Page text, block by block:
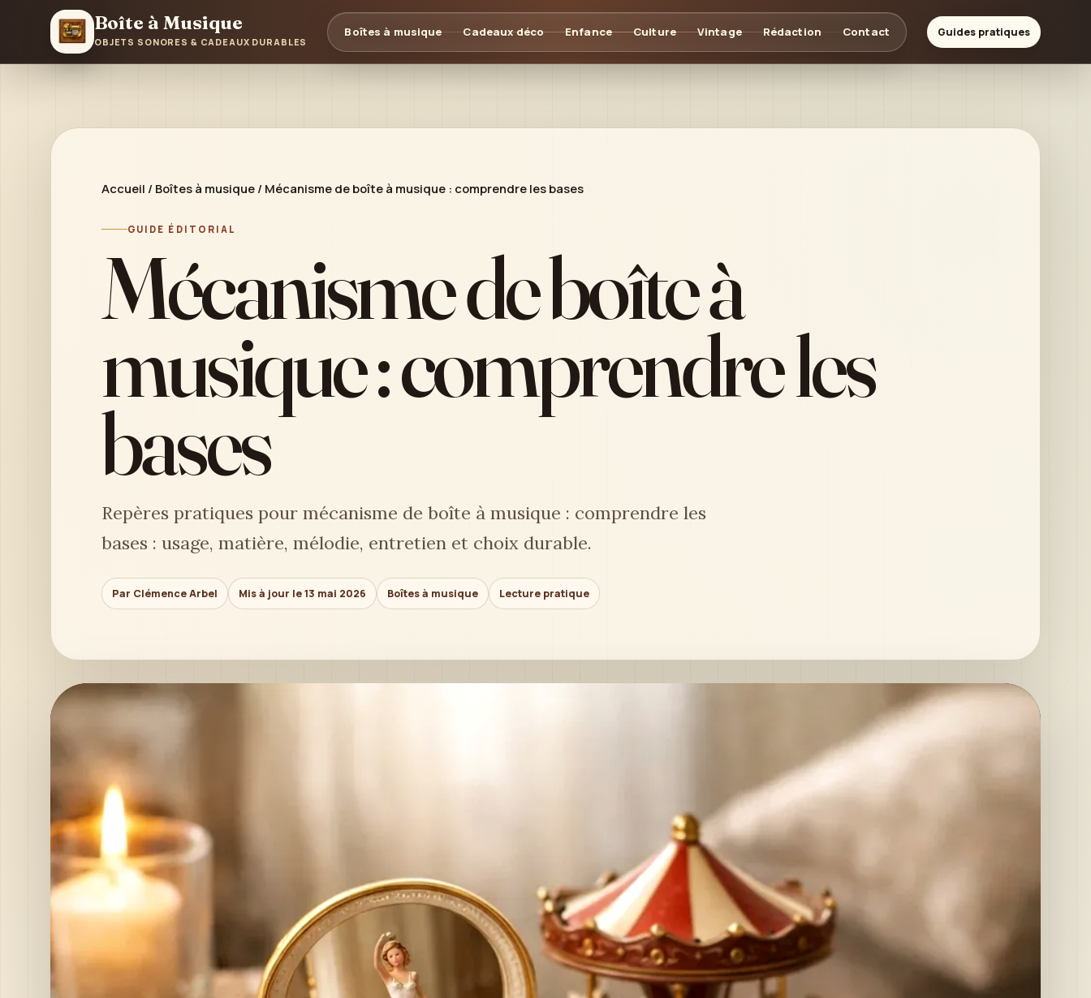
Boîte à Musique
OBJETS SONORES & CADEAUX DURABLES
Boîtes à musique Cadeaux déco Enfance Culture Vintage Rédaction Contact Guides pratiques
Accueil / Boîtes à musique / Mécanisme de boîte à musique : comprendre les bases
GUIDE ÉDITORIAL
Mécanisme de boîte à
musique : comprendre les
bases
Repères pratiques pour mécanisme de boîte à musique : comprendre les
bases : usage, matière, mélodie, entretien et choix durable.
Par Clémence Arbel Mis à jour le 13 mai 2026 Boîtes à musique Lecture pratique